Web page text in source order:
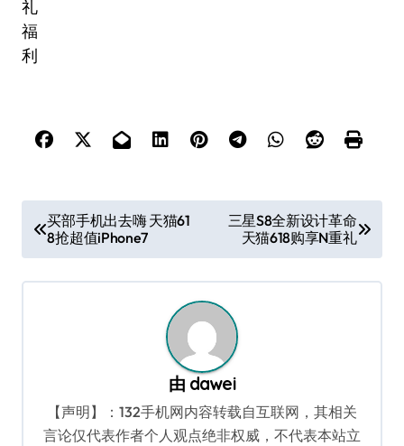
章
导
买部手机出去嗨 天猫61
8抢超值iPhone7
三星S8全新设计革命
天猫618购享N重礼
由 dawei
【声明】：132手机网内容转载自互联网，其相关
言论仅代表作者个人观点绝非权威，不代表本站立